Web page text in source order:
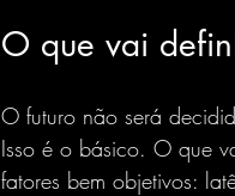
O que vai
O futuro não será
Isso é o básico. O que
fatores bem objetivos: